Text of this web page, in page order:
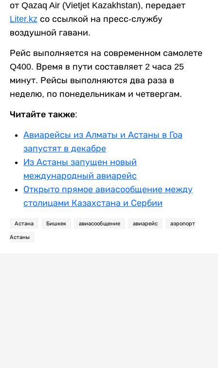
от Qazaq Air (Vietjet Kazakhstan), передает
Liter.kz со ссылкой на пресс-службу
воздушной гавани.
Рейс выполняется на современном самолете
Q400. Время в пути составляет 2 часа 25
минут. Рейсы выполняются два раза в
неделю, по понедельникам и четвергам.
Читайте также:
Авиарейсы из Алматы и Астаны в Гоа
запустят в декабре
Из Астаны запущен новый
международный авиарейс
Открыто прямое авиасообщение между
столицами Казахстана и Сербии
Астана Бишкек авиасообщение авиарейс аэропорт
Астаны